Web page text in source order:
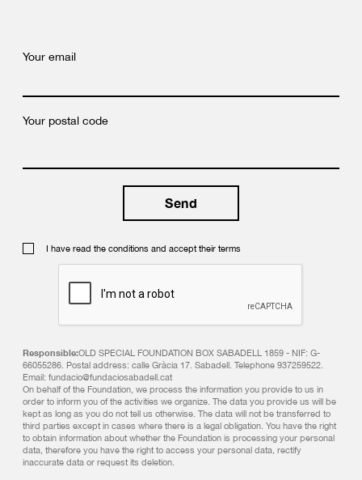
Your email
Your postal code
I have read the conditions and accept their terms
Responsible:OLD SPECIAL FOUNDATION BOX SABADELL 1859 - NIF: G-
66055286. Postal address: calle Gràcia 17. Sabadell. Telephone 937259522.
Email: fundacio@fundaciosabadell.cat
On behalf of the Foundation, we process the information you provide to us in
order to inform you of the activities we organize. The data you provide us will be
kept as long as you do not tell us otherwise. The data will not be transferred to
third parties except in cases where there is a legal obligation. You have the right
to obtain information about whether the Foundation is processing your personal
data, therefore you have the right to access your personal data, rectify
inaccurate data or request its deletion.